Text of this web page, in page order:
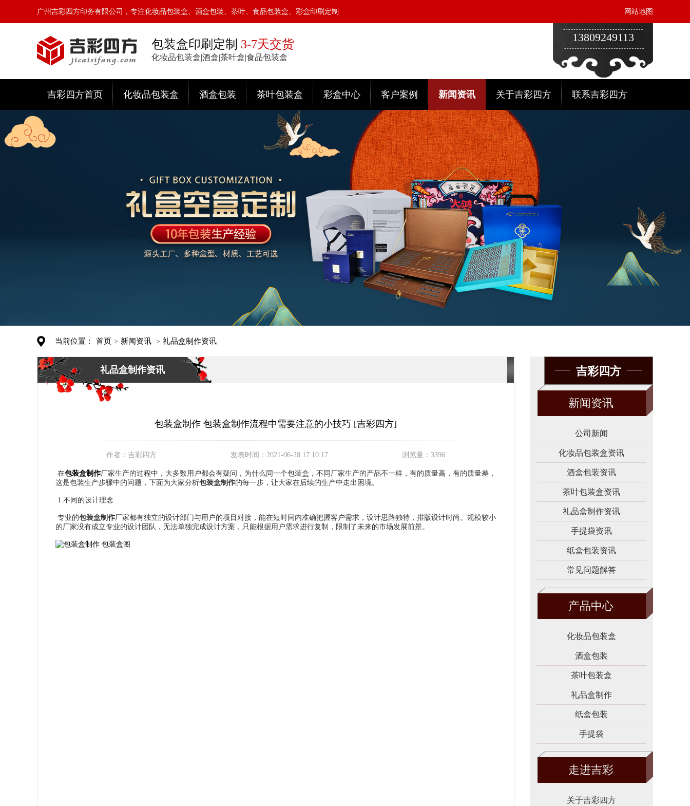
广州吉彩四方印务有限公司，专注化妆品包装盒、酒盒包装、茶叶、食品包装盒、彩盒印刷定制 网站地图
包装盒印刷定制 3-7天交货
化妆品包装盒|酒盒|茶叶盒|食品包装盒
13809249113
吉彩四方首页 化妆品包装盒 酒盒包装 茶叶包装盒 彩盒中心 客户案例 新闻资讯 关于吉彩四方 联系吉彩四方
当前位置： 首页 > 新闻资讯 > 礼品盒制作资讯
礼品盒制作资讯
包装盒制作 包装盒制作流程中需要注意的小技巧 [吉彩四方]
作者： 吉彩四方 发表时间： 2021-06-28 17:10:17 浏览量： 3396
在包装盒制作厂家生产的过程中，大多数用户都会有疑问，为什么同一个包装盒，不同厂家生产的产品不一样，有的质量高，有的质量差，
这是包装生产步骤中的问题，下面为大家分析包装盒制作的每一步，让大家在后续的生产中走出困境。
1.不同的设计理念
专业的包装盒制作厂家都有独立的设计部门与用户的项目对接，能在短时间内准确把握客户需求，设计思路独特，排版设计时尚。规模较小
的厂家没有成立专业的设计团队，无法单独完成设计方案，只能根据用户需求进行复制，限制了未来的市场发展前景。
吉彩四方
新闻资讯
公司新闻
化妆品包装盒资讯
酒盒包装资讯
茶叶包装盒资讯
礼品盒制作资讯
手提袋资讯
纸盒包装资讯
常见问题解答
产品中心
化妆品包装盒
酒盒包装
茶叶包装盒
礼品盒制作
纸盒包装
手提袋
走进吉彩
关于吉彩四方